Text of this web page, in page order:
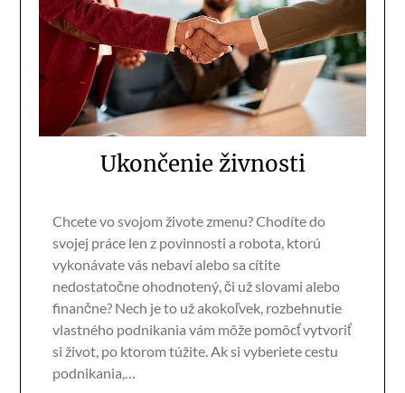
Ukončenie živnosti
Chcete vo svojom živote zmenu? Chodíte do
svojej práce len z povinnosti a robota, ktorú
vykonávate vás nebaví alebo sa cítite
nedostatočne ohodnotený, či už slovami alebo
finančne? Nech je to už akokoľvek, rozbehnutie
vlastného podnikania vám môže pomôcť vytvoriť
si život, po ktorom túžite. Ak si vyberiete cestu
podnikania,…